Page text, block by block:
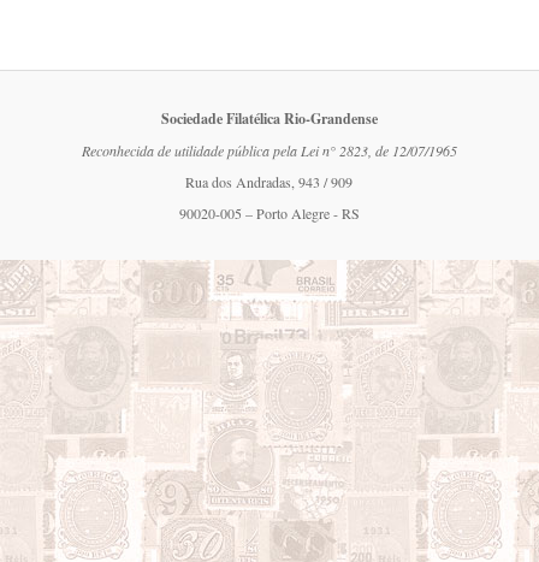
Sociedade Filatélica Rio-Grandense
Reconhecida de utilidade pública pela Lei n° 2823, de 12/07/1965
Rua dos Andradas, 943 / 909
90020-005 – Porto Alegre - RS